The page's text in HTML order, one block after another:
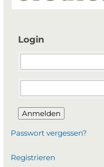
Login
Anmelden
Passwort vergessen?
Registrieren